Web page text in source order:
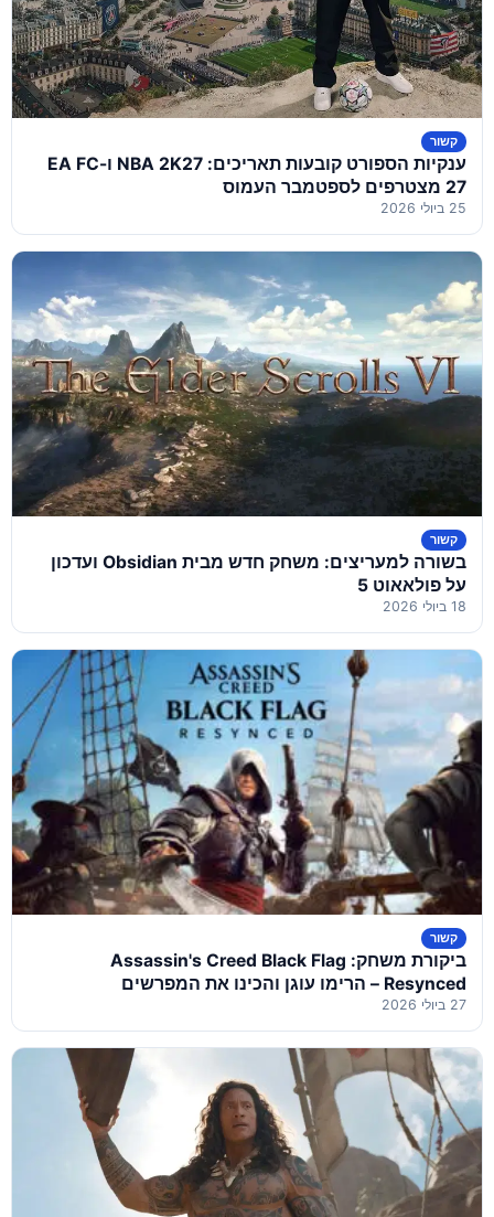
קשור
ענקיות הספורט קובעות תאריכים: NBA 2K27 ו-EA FC
27 מצטרפים לספטמבר העמוס
25 ביולי 2026
קשור
בשורה למעריצים: משחק חדש מבית Obsidian ועדכון
על פולאאוט 5
18 ביולי 2026
קשור
ביקורת משחק: Assassin's Creed Black Flag
Resynced – הרימו עוגן והכינו את המפרשים
27 ביולי 2026